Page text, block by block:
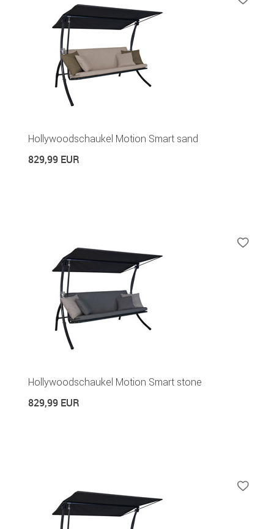
Hollywoodschaukel Motion Smart sand
829,99 EUR
Hollywoodschaukel Motion Smart stone
829,99 EUR